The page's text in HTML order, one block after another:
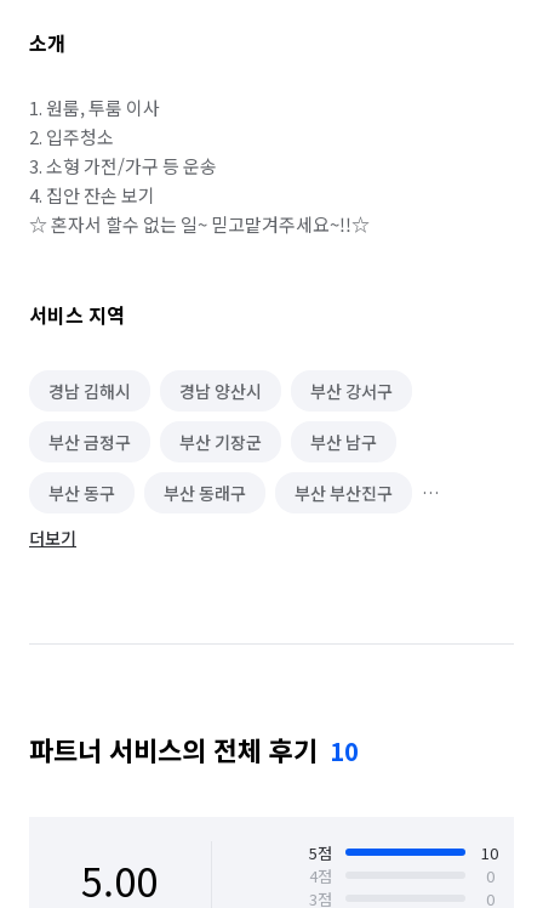
소개
1. 원룸, 투룸 이사
2. 입주청소
3. 소형 가전/가구 등 운송
4. 집안 잔손 보기
☆ 혼자서 할수 없는 일~ 믿고맡겨주세요~!!☆
서비스 지역
경남 김해시 경남 양산시 부산 강서구
부산 금정구 부산 기장군 부산 남구
부산 동구 부산 동래구 부산 부산진구
부산 북구
부산 영도구 부산 중구 부산 해운대구
더보기
파트너 서비스의 전체 후기 10
5.00 5점
10
4점
0
3점
0